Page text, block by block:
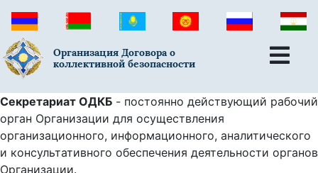
Организация Договора о
коллективной безопасности
Секретариат ОДКБ - постоянно действующий рабочий
орган Организации для осуществления
организационного, информационного, аналитического
и консультативного обеспечения деятельности органов
Организации.